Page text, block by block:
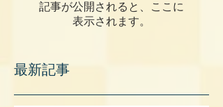
記事が公開されると、ここに
表示されます。
最新記事